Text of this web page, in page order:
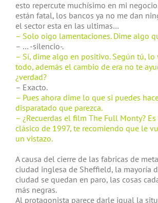
esto repercute muchísimo en mi
están fatal, los bancos ya no me dan
el sector esta en las ultimas…
– Solo oigo lamentaciones. Dime algo
– … -silencio-.
– Sí, dime algo en positivo. Según tú, lo
todo, además el cambio de era no te
¿verdad?
– Exacto.
– Pues ahora dime lo que si puedes
disparatado que parezca.
– ¿Recuerdas el film The Full Monty?
clásico de 1997, te recomiendo que le
un vistazo.
A causa del cierre de las fabricas de
ciudad inglesa de Sheffield, la mayoría
ciudad se quedan en paro, las cosas
más negras.
Al protagonista parece darle igual la